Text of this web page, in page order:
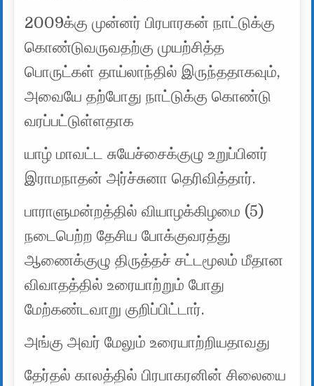
2009க்கு முன்னர் பிரபாரகன் நாட்டுக்கு
கொண்டுவருவதற்கு முயற்சித்த
பொருட்கள் தாய்லாந்தில் இருந்ததாகவும்,
அவையே தற்போது நாட்டுக்கு கொண்டு
வரப்பட்டுள்ளதாக
யாழ் மாவட்ட சுயேச்சைக்குழு உறுப்பினர்
இராமநாதன் அர்ச்சுனா தெரிவித்தார்.
பாராளுமன்றத்தில் வியாழக்கிழமை (5)
நடைபெற்ற தேசிய போக்குவரத்து
ஆணைக்குழு திருத்தச் சட்டமூலம் மீதான
விவாதத்தில் உரையாற்றும் போது
மேற்கண்டவாறு குறிப்பிட்டார்.
அங்கு அவர் மேலும் உரையாற்றியதாவது
தேர்தல் காலத்தில் பிரபாகரனின் சிலையை